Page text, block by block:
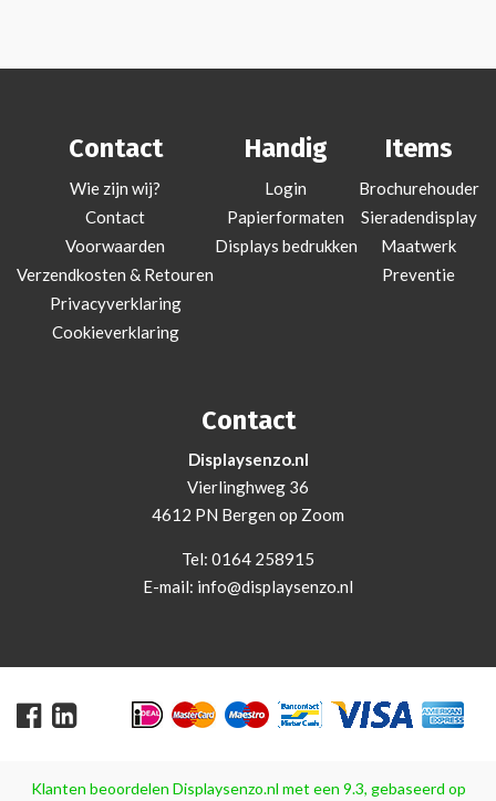
Contact
Wie zijn wij?
Contact
Voorwaarden
Verzendkosten & Retouren
Privacyverklaring
Cookieverklaring
Handig
Login
Papierformaten
Displays bedrukken
Items
Brochurehouder
Sieradendisplay
Maatwerk
Preventie
Contact
Displaysenzo.nl
Vierlinghweg 36
4612 PN Bergen op Zoom
Tel: 0164 258915
E-mail: info@displaysenzo.nl
Klanten beoordelen Displaysenzo.nl met een 9.3, gebaseerd op